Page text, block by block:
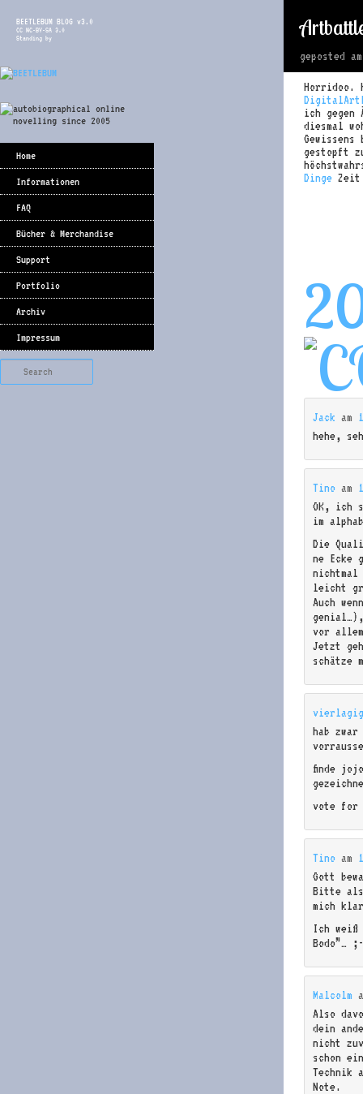
BEETLEBUM BLOG v3.0
CC NC-BY-SA 3.0
Standing by
Home
Informationen
FAQ
Bücher & Merchandise
Support
Portfolio
Archiv
Impressum
geposted
Horridoo.
ich gegen
diesmal
gestopft
Dinge Zeit
Jack am
hehe,
Tino am
OK, ich
im
Die
ne Ecke
leicht
Auch
vor
Jetzt
schätze
vierlagig
hab
finde
vote
Tino am
Gott
Bitte
mich
Ich
Bodo”…
Malcolm
Also
dein
nicht
schon
Technik
Note.